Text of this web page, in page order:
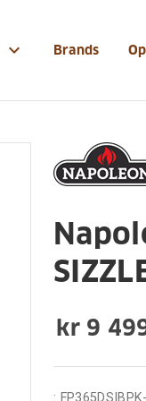
expand_more Brands
kr 9
: